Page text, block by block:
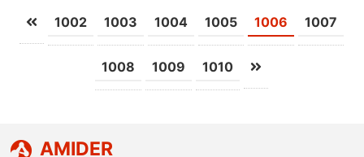
1002 1003 1004 1005 1006 1007
1008 1009 1010
AMIDER